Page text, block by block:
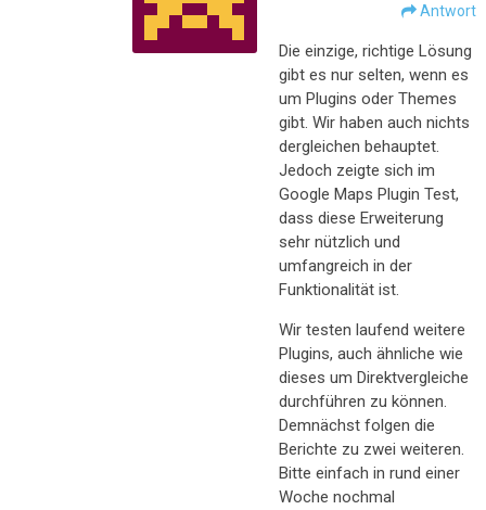
Antwort
Die einzige, richtige Lösung
gibt es nur selten, wenn es
um Plugins oder Themes
gibt. Wir haben auch nichts
dergleichen behauptet.
Jedoch zeigte sich im
Google Maps Plugin Test,
dass diese Erweiterung
sehr nützlich und
umfangreich in der
Funktionalität ist.
Wir testen laufend weitere
Plugins, auch ähnliche wie
dieses um Direktvergleiche
durchführen zu können.
Demnächst folgen die
Berichte zu zwei weiteren.
Bitte einfach in rund einer
Woche nochmal